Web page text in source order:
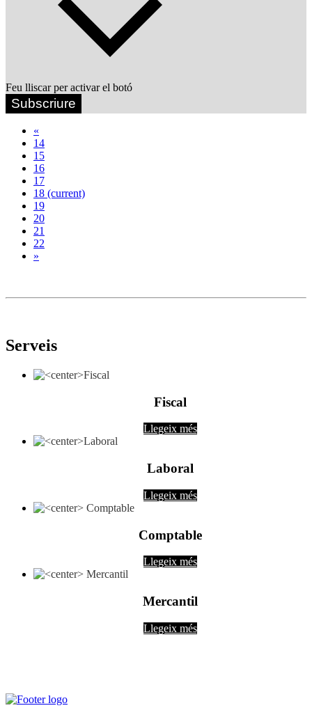
Feu lliscar per activar el botó
Subscriure
«
14
15
16
17
18 (current)
19
20
21
22
»
Serveis
Fiscal
Llegeix més
Laboral
Llegeix més
Comptable
Llegeix més
Mercantil
Llegeix més